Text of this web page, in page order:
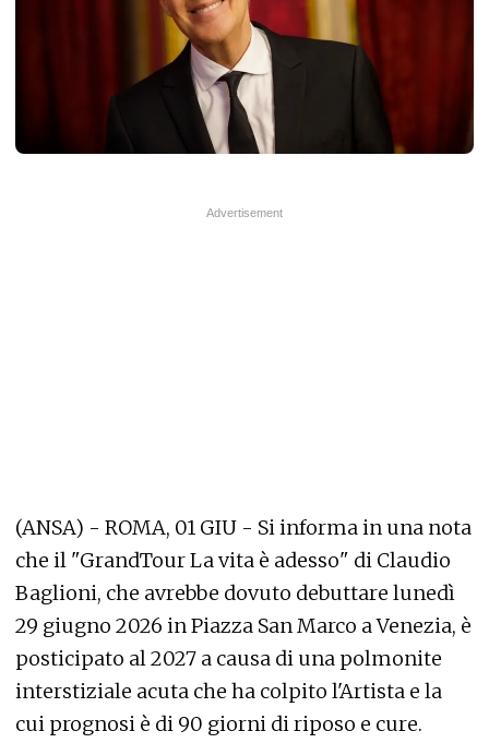
(ANSA) - ROMA, 01 GIU - Si informa in una nota
che il "GrandTour La vita è adesso" di Claudio
Baglioni, che avrebbe dovuto debuttare lunedì
29 giugno 2026 in Piazza San Marco a Venezia, è
posticipato al 2027 a causa di una polmonite
interstiziale acuta che ha colpito l'Artista e la
cui prognosi è di 90 giorni di riposo e cure.